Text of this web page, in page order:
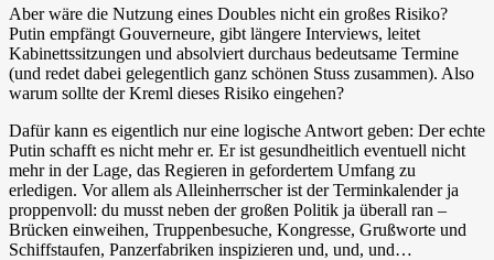
Aber wäre die Nutzung eines Doubles nicht ein großes Risiko?
Putin empfängt Gouverneure, gibt längere Interviews, leitet
Kabinettssitzungen und absolviert durchaus bedeutsame Termine
(und redet dabei gelegentlich ganz schönen Stuss zusammen). Also
warum sollte der Kreml dieses Risiko eingehen?
Dafür kann es eigentlich nur eine logische Antwort geben: Der echte
Putin schafft es nicht mehr er. Er ist gesundheitlich eventuell nicht
mehr in der Lage, das Regieren in gefordertem Umfang zu
erledigen. Vor allem als Alleinherrscher ist der Terminkalender ja
proppenvoll: du musst neben der großen Politik ja überall ran –
Brücken einweihen, Truppenbesuche, Kongresse, Grußworte und
Schiffstaufen, Panzerfabriken inspizieren und, und, und…